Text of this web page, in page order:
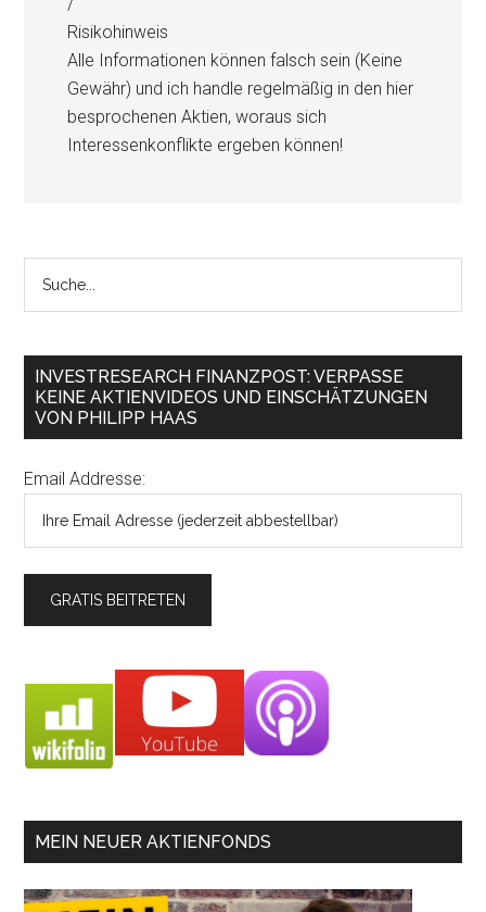
Risikohinweis
Alle Informationen können falsch sein (Keine
Gewähr) und ich handle regelmäßig in den hier
besprochenen Aktien, woraus sich
Interessenkonflikte ergeben können!
INVESTRESEARCH FINANZPOST: VERPASSE
KEINE AKTIENVIDEOS UND EINSCHÄTZUNGEN
VON PHILIPP HAAS
Email Addresse:
MEIN NEUER AKTIENFONDS